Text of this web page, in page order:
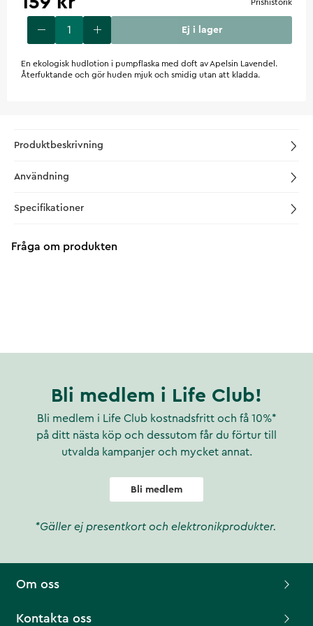
Prishistorik
Ej i lager
En ekologisk hudlotion i pumpflaska med doft av Apelsin Lavendel.
Återfuktande och gör huden mjuk och smidig utan att kladda.
Produktbeskrivning
Användning
Specifikationer
Fråga om produkten
Bli medlem i Life Club!
Bli medlem i Life Club kostnadsfritt och få 10%*
på ditt nästa köp och dessutom får du förtur till
utvalda kampanjer och mycket annat.
Bli medlem
*Gäller ej presentkort och elektronikprodukter.
Om oss
Kontakta oss